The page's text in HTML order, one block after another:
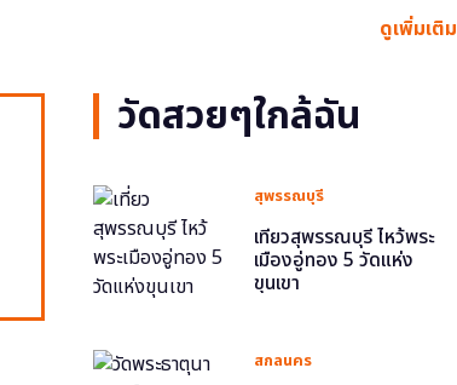
ดูเพิ่มเติม
วัดสวยๆใกล้ฉัน
สุพรรณบุรี
เที่ยวสุพรรณบุรี ไหว้พระ
เมืองอู่ทอง 5 วัดแห่ง
ขุนเขา
สกลนคร